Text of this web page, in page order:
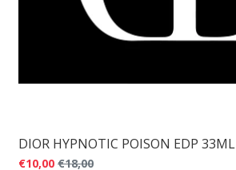
DIOR HYPNOTIC POISON EDP 33ML
€10,00 €18,00